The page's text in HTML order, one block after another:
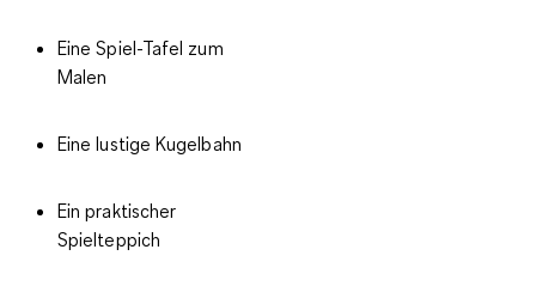
Eine Spiel-Tafel zum
Malen
Eine lustige Kugelbahn
Ein praktischer
Spielteppich